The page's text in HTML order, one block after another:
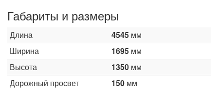
Габариты и размеры
Длина 4545 мм
Ширина
1695 мм
Высота
1350 мм
Дорожный просвет
150 мм